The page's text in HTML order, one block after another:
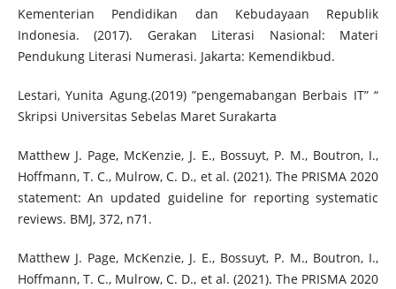
Kementerian Pendidikan dan Kebudayaan Republik
Indonesia. (2017). Gerakan Literasi Nasional: Materi
Pendukung Literasi Numerasi. Jakarta: Kemendikbud.
Lestari, Yunita Agung.(2019) ”pengemabangan Berbais IT” “
Skripsi Universitas Sebelas Maret Surakarta
Matthew J. Page, McKenzie, J. E., Bossuyt, P. M., Boutron, I.,
Hoffmann, T. C., Mulrow, C. D., et al. (2021). The PRISMA 2020
statement: An updated guideline for reporting systematic
reviews. BMJ, 372, n71.
Matthew J. Page, McKenzie, J. E., Bossuyt, P. M., Boutron, I.,
Hoffmann, T. C., Mulrow, C. D., et al. (2021). The PRISMA 2020